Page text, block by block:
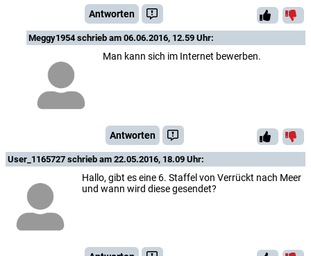
Antworten
Meggy1954schrieb am 06.06.2016, 12.59 Uhr:
Man kann sich im Internet bewerben.
Antworten
User_1165727 schrieb am 22.05.2016, 18.09 Uhr:
Hallo, gibt es eine 6. Staffel von Verrückt nach Meer
und wann wird diese gesendet?